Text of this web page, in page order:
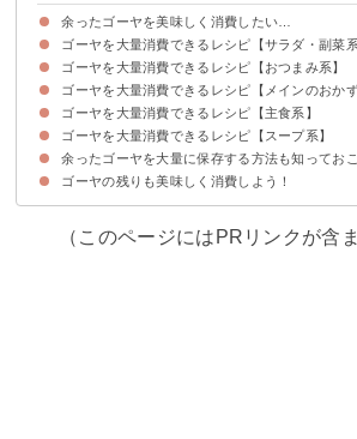
余ったゴーヤを美味しく消費したい…
ゴーヤを大量消費できるレシピ【サラダ・副菜系
①ゴーヤの佃煮
②ゴーヤとツナのサラダ
③子供も食べられるゴーヤの肉味噌和え
④無限ゴーヤ
ゴーヤを大量消費できるレシピ【おつまみ系】
①漬物
②ゴーヤの唐揚げ
③ゴーヤのピクルス
④ゴーヤのナムル
ゴーヤを大量消費できるレシピ【メインのおかず
①ゴーヤチャンプルー
②ひき肉を使ったゴーヤの肉詰め
③ゴーヤとエビの炒め物
ゴーヤを大量消費できるレシピ【主食系】
①ゴーヤとベーコンのパスタ
②ゴーヤの混ぜご飯
③サラダうどん
ゴーヤを大量消費できるレシピ【スープ系】
①和風スープ
②タイ風スープ
③ゴーヤ汁
余ったゴーヤを大量に保存する方法も知ってお
ゴーヤの残りも美味しく消費しよう！
（このページにはPRリンクが含